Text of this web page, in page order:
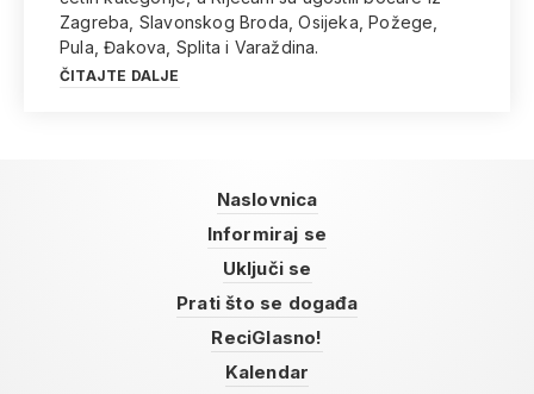
Zagreba, Slavonskog Broda, Osijeka, Požege,
Pula, Đakova, Splita i Varaždina.
ČITAJTE DALJE
Naslovnica
Informiraj se
Uključi se
Prati što se događa
ReciGlasno!
Kalendar